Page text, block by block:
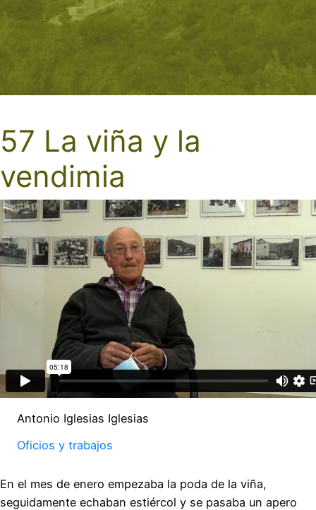
57 La viña y la
vendimia
Antonio Iglesias Iglesias
Oficios y trabajos
En el mes de enero empezaba la poda de la viña,
seguidamente echaban estiércol y se pasaba un apero